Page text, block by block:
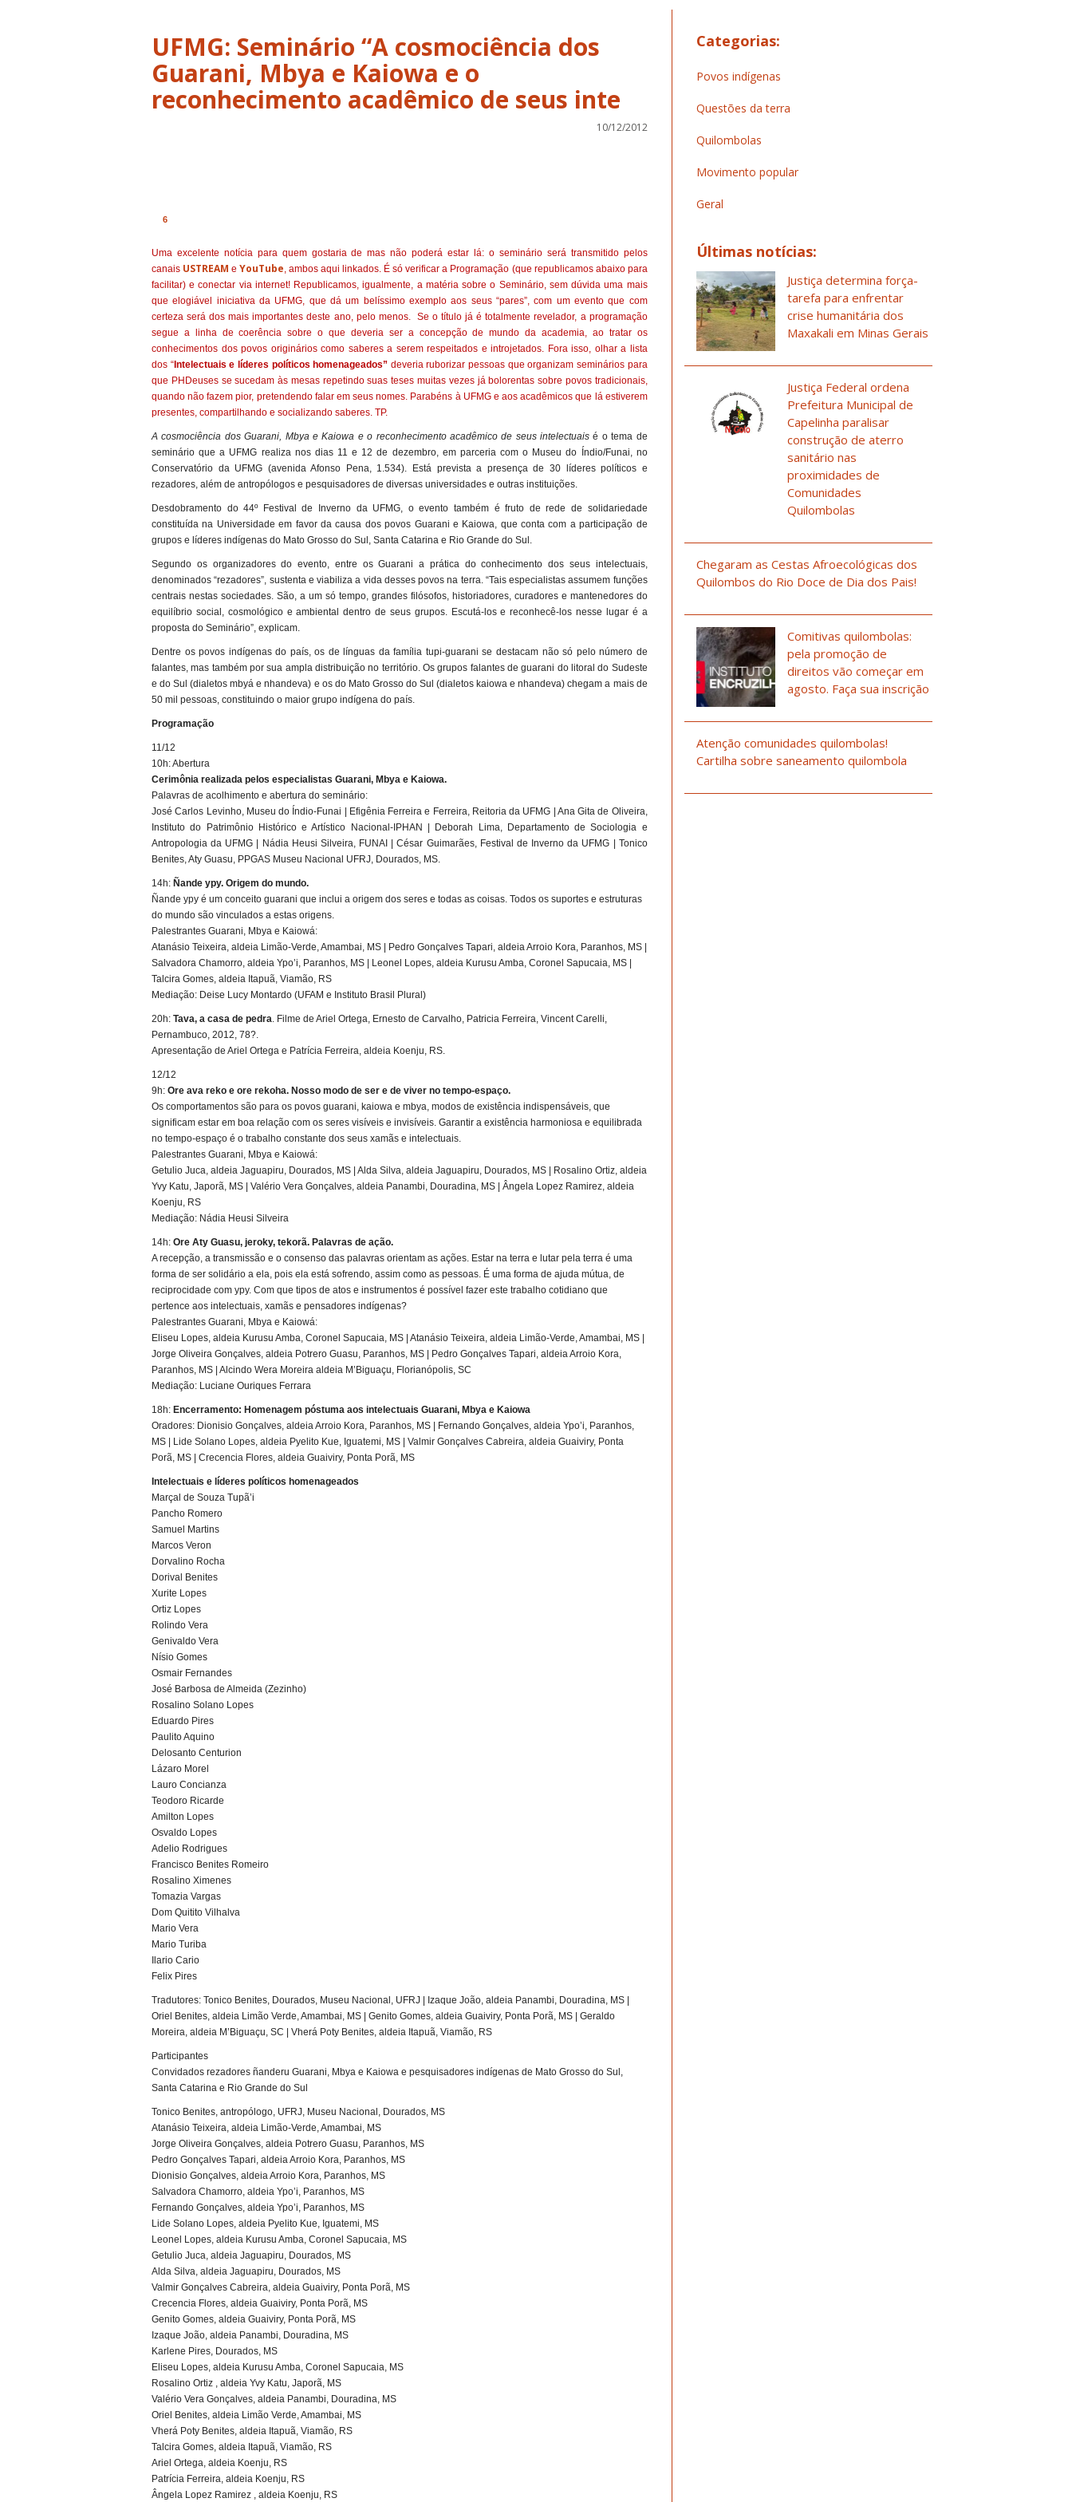
UFMG: Seminário “A cosmociência dos
Guarani, Mbya e Kaiowa e o
reconhecimento acadêmico de seus inte
10/12/2012
6
Uma excelente notícia para quem gostaria de mas não poderá estar lá: o seminário será transmitido pelos
canais USTREAM eYouTube, ambos aqui linkados. É só verificar a Programação (que republicamos abaixo para
facilitar) e conectar via internet! Republicamos, igualmente, a matéria sobre o Seminário, sem dúvida uma mais
que elogiável iniciativa da UFMG, que dá um belíssimo exemplo aos seus “pares”, com um evento que com
certeza será dos mais importantes deste ano, pelo menos. Se o título já é totalmente revelador, a programação
segue a linha de coerência sobre o que deveria ser a concepção de mundo da academia, ao tratar os
conhecimentos dos povos originários como saberes a serem respeitados e introjetados. Fora isso, olhar a lista
dos “Intelectuais e líderes políticos homenageados” deveria ruborizar pessoas que organizam seminários para
que PHDeuses se sucedam às mesas repetindo suas teses muitas vezes já bolorentas sobre povos tradicionais,
quando não fazem pior, pretendendo falar em seus nomes. Parabéns à UFMG e aos acadêmicos que lá estiverem
presentes, compartilhando e socializando saberes. TP.
A cosmociência dos Guarani, Mbya e Kaiowa e o reconhecimento acadêmico de seus intelectuaisé o tema de
seminário que a UFMG realiza nos dias 11 e 12 de dezembro, em parceria com o Museu do Índio/Funai, no
Conservatório da UFMG (avenida Afonso Pena, 1.534). Está prevista a presença de 30 líderes políticos e
rezadores, além de antropólogos e pesquisadores de diversas universidades e outras instituições.
Desdobramento do 44º Festival de Inverno da UFMG, o evento também é fruto de rede de solidariedade
constituída na Universidade em favor da causa dos povos Guarani e Kaiowa, que conta com a participação de
grupos e líderes indígenas do Mato Grosso do Sul, Santa Catarina e Rio Grande do Sul.
Segundo os organizadores do evento, entre os Guarani a prática do conhecimento dos seus intelectuais,
denominados “rezadores”, sustenta e viabiliza a vida desses povos na terra. “Tais especialistas assumem funções
centrais nestas sociedades. São, a um só tempo, grandes filósofos, historiadores, curadores e mantenedores do
equilíbrio social, cosmológico e ambiental dentro de seus grupos. Escutá-los e reconhecê-los nesse lugar é a
proposta do Seminário”, explicam.
Dentre os povos indígenas do país, os de línguas da família tupi-guarani se destacam não só pelo número de
falantes, mas também por sua ampla distribuição no território. Os grupos falantes de guarani do litoral do Sudeste
e do Sul (dialetos mbyá e nhandeva) e os do Mato Grosso do Sul (dialetos kaiowa e nhandeva) chegam a mais de
50 mil pessoas, constituindo o maior grupo indígena do país.
Programação
11/12
10h: Abertura
Cerimônia realizada pelos especialistas Guarani, Mbya e Kaiowa.
Palavras de acolhimento e abertura do seminário:
José Carlos Levinho, Museu do Índio-Funai | Efigênia Ferreira e Ferreira, Reitoria da UFMG | Ana Gita de Oliveira,
Instituto do Patrimônio Histórico e Artístico Nacional-IPHAN | Deborah Lima, Departamento de Sociologia e
Antropologia da UFMG | Nádia Heusi Silveira, FUNAI | César Guimarães, Festival de Inverno da UFMG | Tonico
Benites, Aty Guasu, PPGAS Museu Nacional UFRJ, Dourados, MS.
14h: Ñande ypy. Origem do mundo.
Ñande ypy é um conceito guarani que inclui a origem dos seres e todas as coisas. Todos os suportes e estruturas
do mundo são vinculados a estas origens.
Palestrantes Guarani, Mbya e Kaiowá:
Atanásio Teixeira, aldeia Limão-Verde, Amambai, MS | Pedro Gonçalves Tapari, aldeia Arroio Kora, Paranhos, MS |
Salvadora Chamorro, aldeia Ypo’i, Paranhos, MS | Leonel Lopes, aldeia Kurusu Amba, Coronel Sapucaia, MS |
Talcira Gomes, aldeia Itapuã, Viamão, RS
Mediação: Deise Lucy Montardo (UFAM e Instituto Brasil Plural)
20h: Tava, a casa de pedra. Filme de Ariel Ortega, Ernesto de Carvalho, Patricia Ferreira, Vincent Carelli,
Pernambuco, 2012, 78?.
Apresentação de Ariel Ortega e Patrícia Ferreira, aldeia Koenju, RS.
12/12
9h: Ore ava reko e ore rekoha. Nosso modo de ser e de viver no tempo-espaço.
Os comportamentos são para os povos guarani, kaiowa e mbya, modos de existência indispensáveis, que
significam estar em boa relação com os seres visíveis e invisíveis. Garantir a existência harmoniosa e equilibrada
no tempo-espaço é o trabalho constante dos seus xamãs e intelectuais.
Palestrantes Guarani, Mbya e Kaiowá:
Getulio Juca, aldeia Jaguapiru, Dourados, MS | Alda Silva, aldeia Jaguapiru, Dourados, MS | Rosalino Ortiz, aldeia
Yvy Katu, Japorã, MS | Valério Vera Gonçalves, aldeia Panambi, Douradina, MS | Ângela Lopez Ramirez, aldeia
Koenju, RS
Mediação: Nádia Heusi Silveira
14h: Ore Aty Guasu, jeroky, tekorã. Palavras de ação.
A recepção, a transmissão e o consenso das palavras orientam as ações. Estar na terra e lutar pela terra é uma
forma de ser solidário a ela, pois ela está sofrendo, assim como as pessoas. É uma forma de ajuda mútua, de
reciprocidade com ypy. Com que tipos de atos e instrumentos é possível fazer este trabalho cotidiano que
pertence aos intelectuais, xamãs e pensadores indígenas?
Palestrantes Guarani, Mbya e Kaiowá:
Eliseu Lopes, aldeia Kurusu Amba, Coronel Sapucaia, MS | Atanásio Teixeira, aldeia Limão-Verde, Amambai, MS |
Jorge Oliveira Gonçalves, aldeia Potrero Guasu, Paranhos, MS | Pedro Gonçalves Tapari, aldeia Arroio Kora,
Paranhos, MS | Alcindo Wera Moreira aldeia M’Biguaçu, Florianópolis, SC
Mediação: Luciane Ouriques Ferrara
18h: Encerramento: Homenagem póstuma aos intelectuais Guarani, Mbya e Kaiowa
Oradores: Dionisio Gonçalves, aldeia Arroio Kora, Paranhos, MS | Fernando Gonçalves, aldeia Ypo’i, Paranhos,
MS | Lide Solano Lopes, aldeia Pyelito Kue, Iguatemi, MS | Valmir Gonçalves Cabreira, aldeia Guaiviry, Ponta
Porã, MS | Crecencia Flores, aldeia Guaiviry, Ponta Porã, MS
Intelectuais e líderes políticos homenageados
Marçal de Souza Tupã’i
Pancho Romero
Samuel Martins
Marcos Veron
Dorvalino Rocha
Dorival Benites
Xurite Lopes
Ortiz Lopes
Rolindo Vera
Genivaldo Vera
Nísio Gomes
Osmair Fernandes
José Barbosa de Almeida (Zezinho)
Rosalino Solano Lopes
Eduardo Pires
Paulito Aquino
Delosanto Centurion
Lázaro Morel
Lauro Concianza
Teodoro Ricarde
Amilton Lopes
Osvaldo Lopes
Adelio Rodrigues
Francisco Benites Romeiro
Rosalino Ximenes
Tomazia Vargas
Dom Quitito Vilhalva
Mario Vera
Mario Turiba
Ilario Cario
Felix Pires
Tradutores: Tonico Benites, Dourados, Museu Nacional, UFRJ | Izaque João, aldeia Panambi, Douradina, MS |
Oriel Benites, aldeia Limão Verde, Amambai, MS | Genito Gomes, aldeia Guaiviry, Ponta Porã, MS | Geraldo
Moreira, aldeia M’Biguaçu, SC | Vherá Poty Benites, aldeia Itapuã, Viamão, RS
Participantes
Convidados rezadores ñanderu Guarani, Mbya e Kaiowa e pesquisadores indígenas de Mato Grosso do Sul,
Santa Catarina e Rio Grande do Sul
Tonico Benites, antropólogo, UFRJ, Museu Nacional, Dourados, MS
Atanásio Teixeira, aldeia Limão-Verde, Amambai, MS
Jorge Oliveira Gonçalves, aldeia Potrero Guasu, Paranhos, MS
Pedro Gonçalves Tapari, aldeia Arroio Kora, Paranhos, MS
Dionisio Gonçalves, aldeia Arroio Kora, Paranhos, MS
Salvadora Chamorro, aldeia Ypo’i, Paranhos, MS
Fernando Gonçalves, aldeia Ypo’i, Paranhos, MS
Lide Solano Lopes, aldeia Pyelito Kue, Iguatemi, MS
Leonel Lopes, aldeia Kurusu Amba, Coronel Sapucaia, MS
Getulio Juca, aldeia Jaguapiru, Dourados, MS
Alda Silva, aldeia Jaguapiru, Dourados, MS
Valmir Gonçalves Cabreira, aldeia Guaiviry, Ponta Porã, MS
Crecencia Flores, aldeia Guaiviry, Ponta Porã, MS
Genito Gomes, aldeia Guaiviry, Ponta Porã, MS
Izaque João, aldeia Panambi, Douradina, MS
Karlene Pires, Dourados, MS
Eliseu Lopes, aldeia Kurusu Amba, Coronel Sapucaia, MS
Rosalino Ortiz , aldeia Yvy Katu, Japorã, MS
Valério Vera Gonçalves, aldeia Panambi, Douradina, MS
Oriel Benites, aldeia Limão Verde, Amambai, MS
Vherá Poty Benites, aldeia Itapuã, Viamão, RS
Talcira Gomes, aldeia Itapuã, Viamão, RS
Ariel Ortega, aldeia Koenju, RS
Patrícia Ferreira, aldeia Koenju, RS
Ângela Lopez Ramirez , aldeia Koenju, RS
Categorias:
Povos indígenas
Questões da terra
Quilombolas
Movimento popular
Geral
Últimas notícias:
Justiça determina força-
tarefa para enfrentar
crise humanitária dos
Maxakali em Minas Gerais
Justiça Federal ordena
Prefeitura Municipal de
Capelinha paralisar
construção de aterro
sanitário nas
proximidades de
Comunidades
Quilombolas
Chegaram as Cestas Afroecológicas dos
Quilombos do Rio Doce de Dia dos Pais!
Comitivas quilombolas:
pela promoção de
direitos vão começar em
agosto. Faça sua inscrição
Atenção comunidades quilombolas!
Cartilha sobre saneamento quilombola